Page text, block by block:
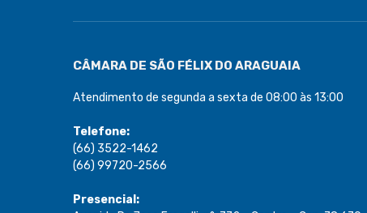
CÂMARA DE SÃO FÉLIX DO ARAGUAIA
Atendimento de segunda a sexta de 08:00 às 13:00
Telefone:
(66) 3522-1462
(66) 99720-2566
Presencial: